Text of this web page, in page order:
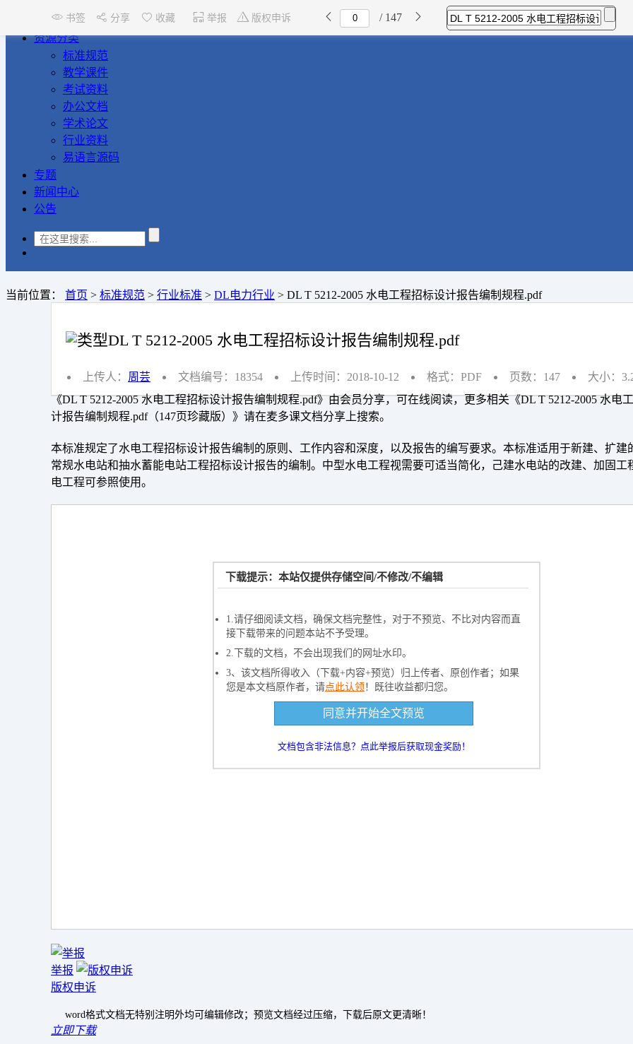
首页
资源分类
标准规范
教学课件
考试资料
办公文档
学术论文
行业资料
易语言源码
专题
新闻中心
公告
书签 分享 收藏 举报 版权申诉 / 147
当前位置： 首页 > 标准规范 > 行业标准 > DL电力行业 > DL T 5212-2005 水电工程招标设计报告编制规程.pdf
DL T 5212-2005 水电工程招标设计报告编制规程.pdf
上传人： 周芸 文档编号：18354 上传时间：2018-10-12 格式：PDF 页数：147
大小：
《DL T 5212-2005 水电工程招标设计报告编制规程.pdf》由会员分享，可在线阅读，更多相关《DL T 5212-2005 水电
计报告编制规程.pdf（147页珍藏版）》请在麦多课文档分享上搜索。
本标准规定了水电工程招标设计报告编制的原则、工作内容和深度，以及报告的编写要求。本标准适用于新建、扩建
常规水电站和抽水蓄能电站工程招标设计报告的编制。中型水电工程视需要可适当简化，己建水电站的改建、加固工
电工程可参照使用。
下载提示：本站仅提供存储空间/不修改/不编辑
1.请仔细阅读文档，确保文档完整性，对于不预览、不比对内容而直
接下载带来的问题本站不予受理。
2.下载的文档，不会出现我们的网址水印。
3、该文档所得收入（下载+内容+预览）归上传者、原创作者；如果
您是本文档原作者，请点此认领 ！既往收益都归您。
同意并开始全文预览
文档包含非法信息？点此举报后获取现金奖励！
文档加载中……请稍候！
下载文档到电脑，查找使用更方便
举报
版权申诉
word格式文档无特别注明外均可编辑修改；预览文档经过压缩，下载后原文更清晰！
立即下载